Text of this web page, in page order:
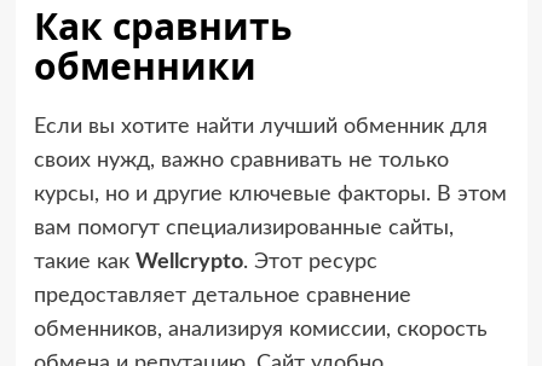
Как сравнить
обменники
Если вы хотите найти лучший обменник для
своих нужд, важно сравнивать не только
курсы, но и другие ключевые факторы. В этом
вам помогут специализированные сайты,
такие как Wellcrypto. Этот ресурс
предоставляет детальное сравнение
обменников, анализируя комиссии, скорость